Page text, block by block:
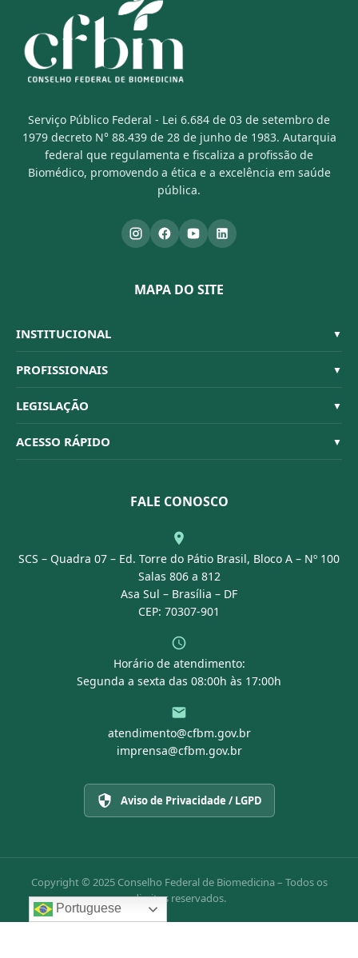
Serviço Público Federal - Lei 6.684 de 03 de setembro de
1979 decreto N° 88.439 de 28 de junho de 1983. Autarquia
federal que regulamenta e fiscaliza a profissão de
Biomédico, promovendo a ética e a excelência em saúde
pública.
MAPA DO SITE
INSTITUCIONAL ▼
Sistema CFBM
Quem Somos
Organograma
Conselheiros
PROFISSIONAIS ▼
Habilitações
Código de Ética
Dúvidas Frequentes
LEGISLAÇÃO ▼
Resoluções
ACESSO RÁPIDO ▼
Portal Transparência
FALE CONOSCO
SCS – Quadra 07 – Ed. Torre do Pátio Brasil, Bloco A – Nº 100
Salas 806 a 812
Asa Sul – Brasília – DF
CEP: 70307-901
Horário de atendimento:
Segunda a sexta das 08:00h às 17:00h
atendimento@cfbm.gov.br
imprensa@cfbm.gov.br
Aviso de Privacidade / LGPD
Copyright © 2025 Conselho Federal de Biomedicina – Todos os
direitos reservados.
Portuguese